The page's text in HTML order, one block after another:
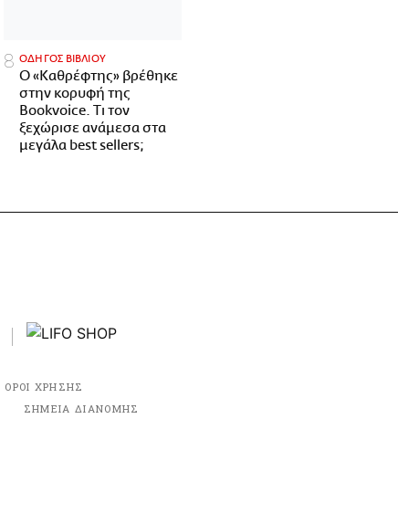
ΟΔΗΓΟΣ ΒΙΒΛΙΟΥ
Ο «Καθρέφτης» βρέθηκε
στην κορυφή της
Bookvoice. Τι τον
ξεχώρισε ανάμεσα στα
μεγάλα best sellers;
ΟΡΟΙ ΧΡΗΣΗΣ
ΣΗΜΕΙΑ ΔΙΑΝΟΜΗΣ